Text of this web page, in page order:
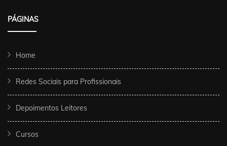
PÁGINAS
Home
Redes Sociais para Profissionais
Depoimentos Leitores
Cursos